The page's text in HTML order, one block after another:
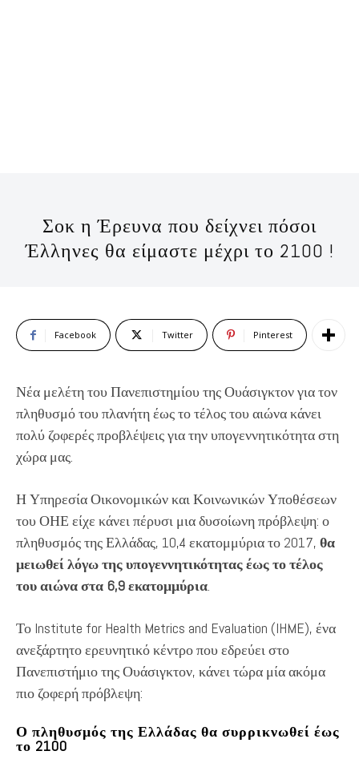
Σοκ η Έρευνα που δείχνει πόσοι
Έλληνες θα είμαστε μέχρι το 2100 !
Facebook Twitter Pinterest
Νέα μελέτη του Πανεπιστημίου της Ουάσιγκτον για τον
πληθυσμό του πλανήτη έως το τέλος του αιώνα κάνει
πολύ ζοφερές προβλέψεις για την υπογεννητικότητα στη
χώρα μας.
Η Υπηρεσία Οικονομικών και Κοινωνικών Υποθέσεων
του ΟΗΕ είχε κάνει πέρυσι μια δυσοίωνη πρόβλεψη: ο
πληθυσμός της Ελλάδας, 10,4 εκατομμύρια το 2017, θα
μειωθεί λόγω της υπογεννητικότητας έως το τέλος
του αιώνα στα 6,9 εκατομμύρια.
Το Institute for Health Metrics and Evaluation (IHME), ένα
ανεξάρτητο ερευνητικό κέντρο που εδρεύει στο
Πανεπιστήμιο της Ουάσιγκτον, κάνει τώρα μία ακόμα
πιο ζοφερή πρόβλεψη:
Ο πληθυσμός της Ελλάδας θα συρρικνωθεί έως
το 2100